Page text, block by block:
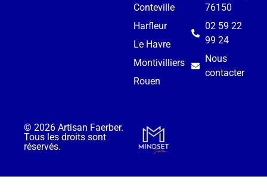
Conteville
Harfleur
Le Havre
Montivilliers
Rouen
76150
02 59 22
99 24
Nous
contacter
© 2026 Artisan Faerber.
Tous les droits sont
réservés.